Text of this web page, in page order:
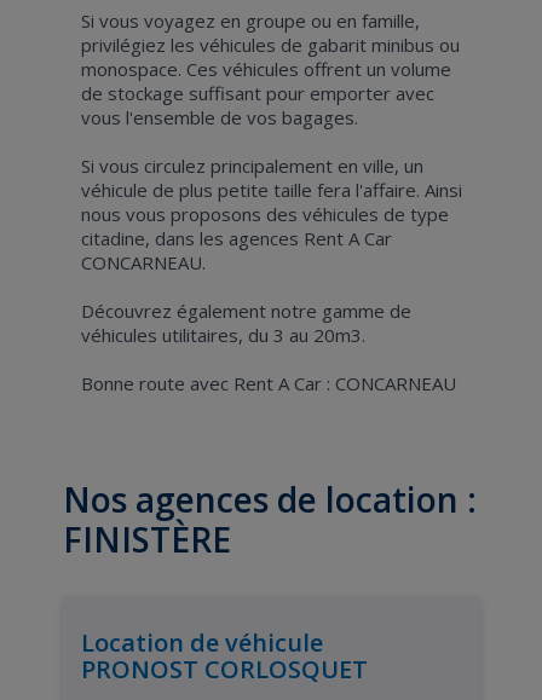
Si vous voyagez en groupe ou en famille,
privilégiez les véhicules de gabarit minibus ou
monospace. Ces véhicules offrent un volume
de stockage suffisant pour emporter avec
vous l'ensemble de vos bagages.
Si vous circulez principalement en ville, un
véhicule de plus petite taille fera l'affaire. Ainsi
nous vous proposons des véhicules de type
citadine, dans les agences Rent A Car
CONCARNEAU.
Découvrez également notre gamme de
véhicules utilitaires, du 3 au 20m3.
Bonne route avec Rent A Car : CONCARNEAU
Nos agences de location :
FINISTÈRE
Location de véhicule
PRONOST CORLOSQUET